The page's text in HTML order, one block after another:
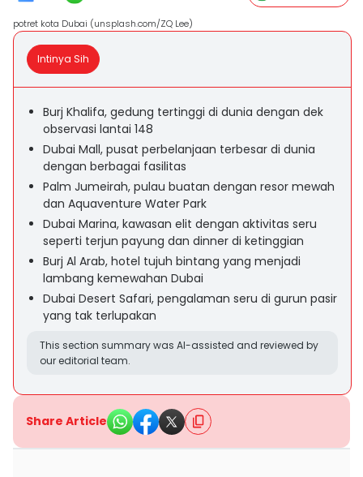
potret kota Dubai (unsplash.com/ZQ Lee)
Intinya Sih
Burj Khalifa, gedung tertinggi di dunia dengan dek
observasi lantai 148
Dubai Mall, pusat perbelanjaan terbesar di dunia
dengan berbagai fasilitas
Palm Jumeirah, pulau buatan dengan resor mewah
dan Aquaventure Water Park
Dubai Marina, kawasan elit dengan aktivitas seru
seperti terjun payung dan dinner di ketinggian
Burj Al Arab, hotel tujuh bintang yang menjadi
lambang kemewahan Dubai
Dubai Desert Safari, pengalaman seru di gurun pasir
yang tak terlupakan
This section summary was AI-assisted and reviewed by
our editorial team.
Share Article